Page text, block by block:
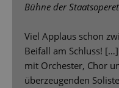
Bühne der
Viel Applaus schon
Beifall am Schluss!
mit Orchester, Chor
überzeugenden